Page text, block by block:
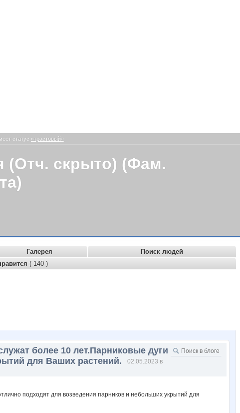
статус «трастовый»
(Отч. скрыто) (Фам.
Галерея
Поиск людей
( 140 )
более 10 лет.Парниковые дуги
для Ваших растений.
02.05.2023 в